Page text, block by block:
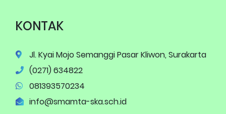
KONTAK
Jl. Kyai Mojo Semanggi Pasar Kliwon, Surakarta
(0271) 634822
081393570234
info@smamta-ska.sch.id